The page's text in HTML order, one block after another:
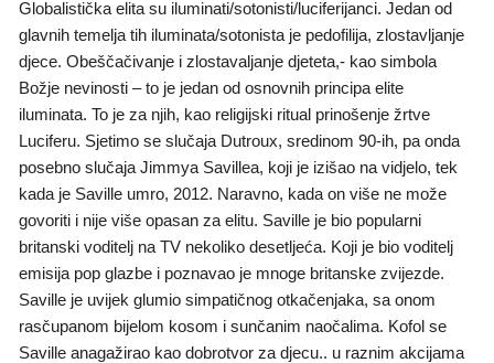
Globalistička elita su iluminati/sotonisti/luciferijanci. Jedan od
glavnih temelja tih iluminata/sotonista je pedofilija, zlostavljanje
djece. Obeščačivanje i zlostavaljanje djeteta,- kao simbola
Božje nevinosti – to je jedan od osnovnih principa elite
iluminata. To je za njih, kao religijski ritual prinošenje žrtve
Luciferu. Sjetimo se slučaja Dutroux, sredinom 90-ih, pa onda
posebno slučaja Jimmya Savillea, koji je izišao na vidjelo, tek
kada je Saville umro, 2012. Naravno, kada on više ne može
govoriti i nije više opasan za elitu. Saville je bio popularni
britanski voditelj na TV nekoliko desetljeća. Koji je bio voditelj
emisija pop glazbe i poznavao je mnoge britanske zvijezde.
Saville je uvijek glumio simpatičnog otkačenjaka, sa onom
rasčupanom bijelom kosom i sunčanim naočalima. Kofol se
Saville anagažirao kao dobrotvor za djecu.. u raznim akcijama